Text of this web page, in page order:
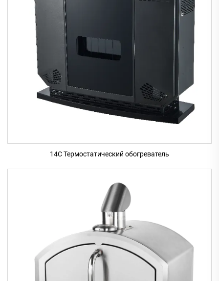
14C Термостатический обогреватель